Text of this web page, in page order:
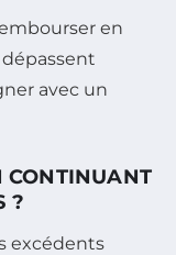
en
avec un
CONTINUANT
?
excédents